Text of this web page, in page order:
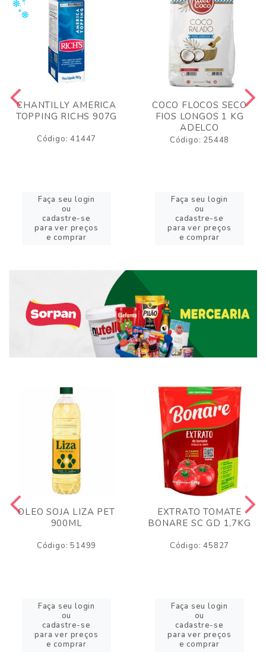
CHANTILLY AMERICA
TOPPING RICHS 907G
Código: 41447
Faça seu login
ou
cadastre-se
para ver preços
e comprar
COCO FLOCOS SECO
FIOS LONGOS 1 KG
ADELCO
Código: 25448
Faça seu login
ou
cadastre-se
para ver preços
e comprar
OLEO SOJA LIZA PET
900ML
Código: 51499
Faça seu login
ou
cadastre-se
para ver preços
e comprar
EXTRATO TOMATE
BONARE SC GD 1,7KG
Código: 45827
Faça seu login
ou
cadastre-se
para ver preços
e comprar